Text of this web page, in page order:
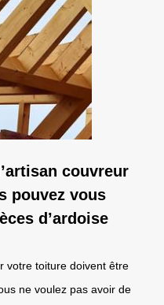
couvreur
pouvez vous
d’ardoise
votre toiture doivent être
ne voulez pas avoir de